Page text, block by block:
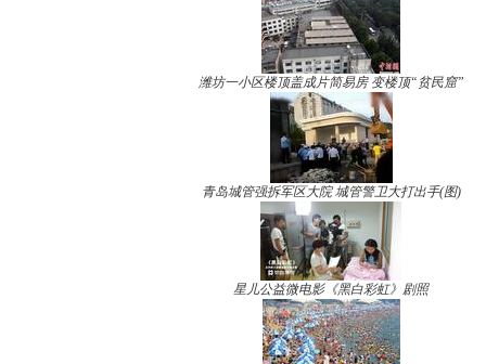
潍坊一小区楼顶盖成片简易房 变楼顶“贫民窟”
青岛城管强拆军区大院 城管警卫大打出手(图)
星儿公益微电影《黑白彩虹》剧照